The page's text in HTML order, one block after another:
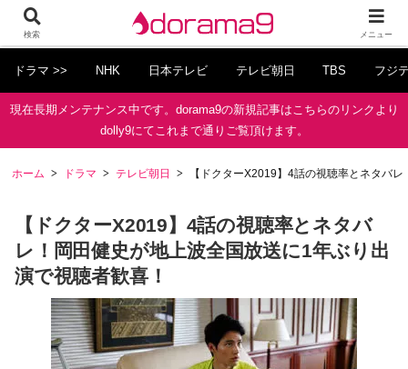
ドラマ >> NHK 日本テレビ テレビ朝日 TBS フジ
現在長期メンテナンス中です。dorama9の新規記事はこちらのリンクより
dolly9にてこれまで通りご覧頂けます。
ホーム ドラマ テレビ朝日 【ドクターX2019】4話の視聴率とネタバ
【ドクターX2019】4話の視聴率とネタバ
レ！岡田健史が地上波全国放送に1年ぶり出
演で視聴者歓喜！
検索 メニュー